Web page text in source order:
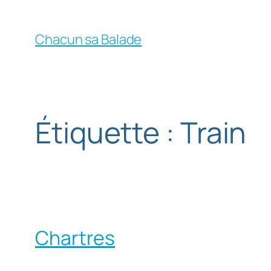
Chacun sa Balade
Étiquette : Train
Chartres